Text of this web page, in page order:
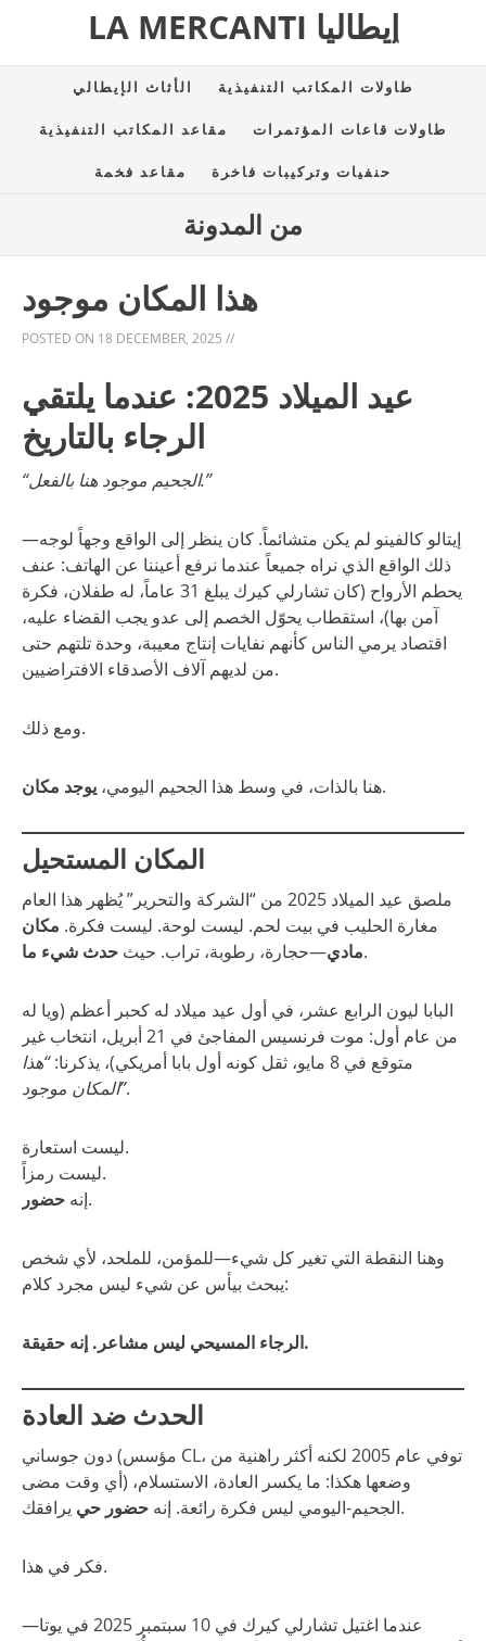
LA MERCANTI إيطاليا
الأثاث الإيطالي طاولات المكاتب التنفيذية
مقاعد المكاتب التنفيذية طاولات قاعات المؤتمرات
مقاعد فخمة حنفيات وتركيبات فاخرة
من المدونة
هذا المكان موجود
POSTED ON 18 DECEMBER, 2025 //
عيد الميلاد 2025: عندما يلتقي
الرجاء بالتاريخ
“الجحيم موجود هنا بالفعل.”
إيتالو كالفينو لم يكن متشائماً. كان ينظر إلى الواقع وجهاً لوجه—
ذلك الواقع الذي نراه جميعاً عندما نرفع أعيننا عن الهاتف: عنف
يحطم الأرواح (كان تشارلي كيرك يبلغ 31 عاماً، له طفلان، فكرة
آمن بها)، استقطاب يحوّل الخصم إلى عدو يجب القضاء عليه،
اقتصاد يرمي الناس كأنهم نفايات إنتاج معيبة، وحدة تلتهم حتى
من لديهم آلاف الأصدقاء الافتراضيين.
ومع ذلك.
هنا بالذات، في وسط هذا الجحيم اليومي، يوجد مكان .
المكان المستحيل
ملصق عيد الميلاد 2025 من “الشركة والتحرير” يُظهر هذا العام
مغارة الحليب في بيت لحم. ليست لوحة. ليست فكرة. مكان
مادي—حجارة، رطوبة، تراب. حيث حدث شيء ما .
البابا ليون الرابع عشر، في أول عيد ميلاد له كحبر أعظم (ويا له
من عام أول: موت فرنسيس المفاجئ في 21 أبريل، انتخاب غير
متوقع في 8 مايو، ثقل كونه أول بابا أمريكي)، يذكرنا:
“هذا
المكان موجود”.
ليست استعارة.
ليست رمزاً.
إنه حضور .
وهنا النقطة التي تغير كل شيء—للمؤمن، للملحد، لأي شخص
يبحث بيأس عن شيء ليس مجرد كلام:
الرجاء المسيحي ليس مشاعر. إنه حقيقة.
الحدث ضد العادة
دون جوساني (مؤسس CL، توفي عام 2005 لكنه أكثر راهنية من
أي وقت مضى) وضعها هكذا: ما يكسر العادة، الاستسلام،
الجحيم-اليومي ليس فكرة رائعة. إنه حضور حي يرافقك.
فكر في هذا.
عندما اغتيل تشارلي كيرك في 10 سبتمبر 2025 في يوتا—